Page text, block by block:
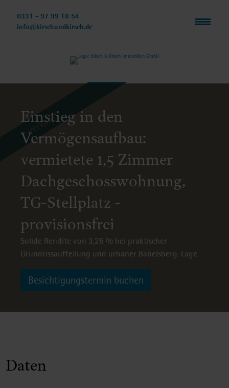
0331 - 97 99 18 54
info@kirschundkirsch.de
verkauft
Einstieg in den
Vermögensaufbau:
vermietete 1,5 Zimmer
Dachgeschosswohnung,
TG-Stellplatz -
provisionsfrei
Solide Rendite von 3,26 % bei praktischer
Grundrissaufteilung und urbaner Babelsberg-Lage
Besichtigungstermin buchen
Daten